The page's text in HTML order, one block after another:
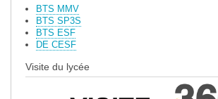
BTS MMV
BTS SP3S
BTS ESF
DE CESF
Visite du lycée